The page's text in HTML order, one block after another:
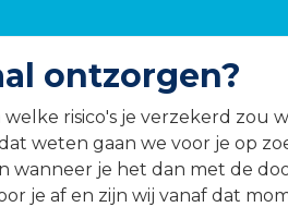
ontzorgen?
risico's je verzekerd zou
weten gaan we voor je op
je het dan met de
je af en zijn wij vanaf dat